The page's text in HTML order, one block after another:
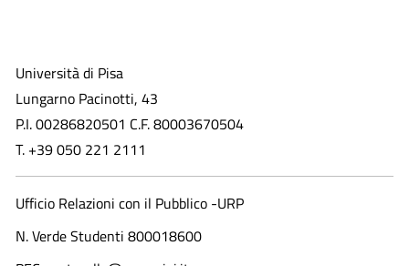
Università di Pisa
Lungarno Pacinotti, 43
P.I. 00286820501 C.F. 80003670504
T. +39 050 221 2111
Ufficio Relazioni con il Pubblico -URP
N. Verde Studenti 800018600​